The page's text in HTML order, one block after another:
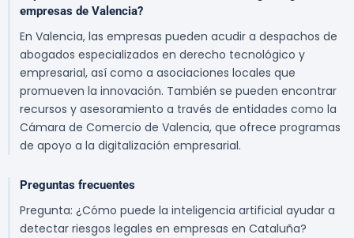
empresas de Valencia?
En Valencia, las empresas pueden acudir a despachos de
abogados especializados en derecho tecnológico y
empresarial, así como a asociaciones locales que
promueven la innovación. También se pueden encontrar
recursos y asesoramiento a través de entidades como la
Cámara de Comercio de Valencia, que ofrece programas
de apoyo a la digitalización empresarial.
Preguntas frecuentes
Pregunta: ¿Cómo puede la inteligencia artificial ayudar a
detectar riesgos legales en empresas en Cataluña?